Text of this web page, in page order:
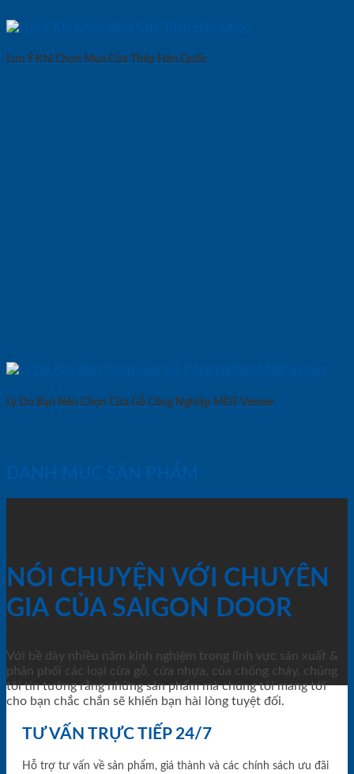
Lưu Ý Khi Chọn Mua Cửa Thép Hàn Quốc
Lý Do Bạn Nên Chọn Cửa Gỗ Công Nghiệp MDF Veneer
DANH MỤC SẢN PHẨM
NÓI CHUYỆN VỚI CHUYÊN
GIA CỦA SAIGON DOOR
Với bề dày nhiều năm kinh nghiệm trong lĩnh vực sản xuất &
phân phối các loại cửa gỗ, cửa nhựa, của chống cháy, chúng
tôi tin tưởng rằng những sản phẩm mà chúng tôi mang tới
cho bạn chắc chắn sẽ khiến bạn hài lòng tuyệt đối.
TƯ VẤN TRỰC TIẾP 24/7
Hỗ trợ tư vấn về sản phẩm, giá thành và các chính sách ưu đãi